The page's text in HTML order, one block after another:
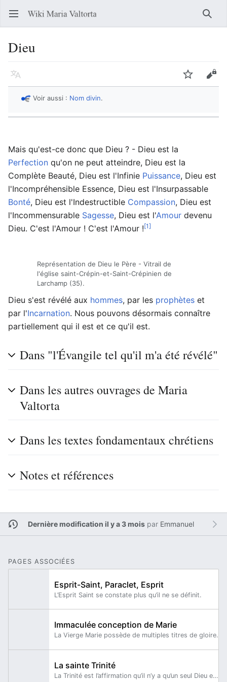
Ouvrir le menu principal
Dieu
Langue Suivre
Voir aussi : Nom divin.
Mais qu'est-ce donc que Dieu ? - Dieu est la
Perfection qu'on ne peut atteindre, Dieu est la
Complète Beauté, Dieu est l'Infinie Puissance, Dieu est
l'Incompréhensible Essence, Dieu est l'Insurpassable
Bonté, Dieu est l'Indestructible Compassion, Dieu est
l'Incommensurable Sagesse, Dieu est l'Amour devenu
Dieu. C'est l'Amour ! C'est l'Amour ![1]
Représentation de Dieu le Père - Vitrail de
l'église saint-Crépin-et-Saint-Crépinien de
Larchamp (35).
Dieu s'est révélé aux hommes, par les prophètes et
par l'Incarnation. Nous pouvons désormais connaître
partiellement qui il est et ce qu'il est.
Dans "l'Évangile tel qu'il m'a été révélé"
Dans les autres ouvrages de Maria
Valtorta
Dans les textes fondamentaux chrétiens
Notes et références
Dernière modification il y a 3 moispar Emmanuel
PAGES ASSOCIÉES
Esprit-Saint, Paraclet, Esprit
L’Esprit Saint se constate plus qu’il ne se définit.
Immaculée conception de Marie
La Vierge Marie possède de multiples titres de gloire.
La sainte Trinité
La Trinité est l’affirmation qu’il n’y a qu’un seul Dieu en trois personnes.Nous ne confessons pas trois dieux, mais un seul Dieu en trois personnes : "la Trinité consubstantielle".